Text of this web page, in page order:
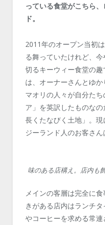
っている食堂がこちら
ド。
2011年のオープン当初
る舞っていたけれど、
切るキーウィー食堂の
は、オーナーさんとゆか
マオリの人々が自分た
ア」を英訳したものな
長くたなびく土地」。
ジーランド人のお客さ
味のある店構え。店内も
メインの客層は完全に
きがある店内はランチ
やコーヒーを求める常